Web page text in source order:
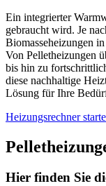
Ein integrierter
gebraucht wird. Je
Biomasseheizungen
Von Pelletheizungen
bis hin zu
diese nachhaltige
Lösung für Ihre
Heizungsrechner
Hier finden Sie